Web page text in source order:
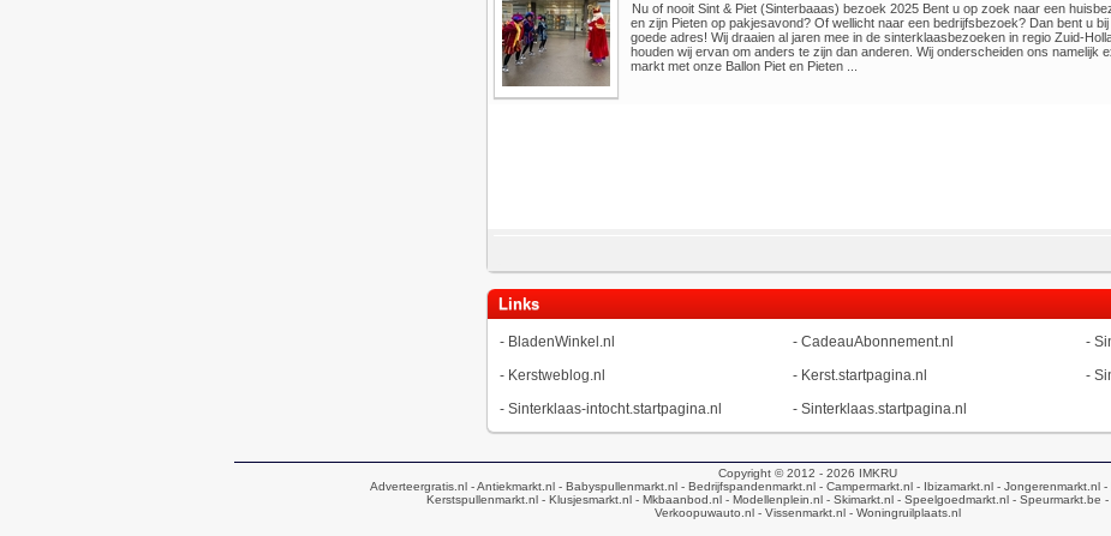
Nu of nooit Sint & Piet (Sinterbaaas) bezoek 2025 Bent u op zoek naar een
en zijn Pieten op pakjesavond? Of wellicht naar een bedrijfsbezoek? Dan bent u
goede adres! Wij draaien al jaren mee in de sinterklaasbezoeken in regio Zuid-
houden wij ervan om anders te zijn dan anderen. Wij onderscheiden ons namelijk
markt met onze Ballon Piet en Pieten ...
Links
- BladenWinkel.nl - CadeauAbonnement.nl -
- Kerstweblog.nl - Kerst.startpagina.nl -
- Sinterklaas-intocht.startpagina.nl - Sinterklaas.startpagina.nl
Copyright © 2012 - 2026 IMKRU
Adverteergratis.nl - Antiekmarkt.nl - Babyspullenmarkt.nl - Bedrijfspandenmarkt.nl - Campermarkt.nl - Ibizamarkt.nl - Jongerenmarkt.nl -
Kerstspullenmarkt.nl- Klusjesmarkt.nl- Mkbaanbod.nl- Modellenplein.nl- Skimarkt.nl- Speelgoedmarkt.nl- Speurmarkt.be -
Verkoopuwauto.nl- Vissenmarkt.nl- Woningruilplaats.nl